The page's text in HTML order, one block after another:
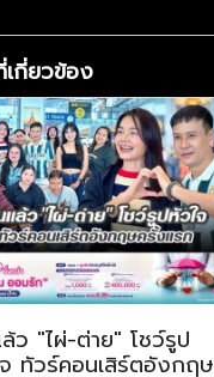
เกี่ยวข้อง
ว "ไผ่-ต่าย" โชว์รูป
ทัวร์คอนเสิร์ตอังกฤษ